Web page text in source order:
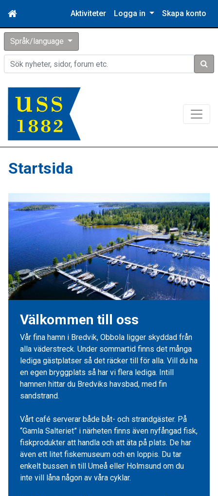
Aktiviteter Logga in Skapa konto
Språk/language
Sök
Startsida
Välkommen till oss
Vår fina hamn i Bredvik, Obbola ligger skyddad från
alla väderstreck. Under sommartid finns det många
lediga gästplatser så det räcker till för alla. Vill du ha
en egen bryggplats så har vi flera lediga. Intill
hamnen hittar du Bredviks havsbad, med fin
sandstrand.
Vårt café serverar både båt- och strandgäster. På
“Gamla Salteriet” i närheten finns även nyfångad fisk,
fiskprodukter att handla och att äta på plats. De har
även ett litet fiskemuseum och en loppis. Du tar
enkelt bussen in till Umeå eller Holmsund om du
inte vill låna någon av våra cyklar.